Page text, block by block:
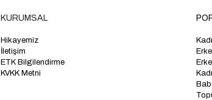
KURUMSAL
Hikayemiz
İletişim
ETK Bilgilendirme
KVKK Metni